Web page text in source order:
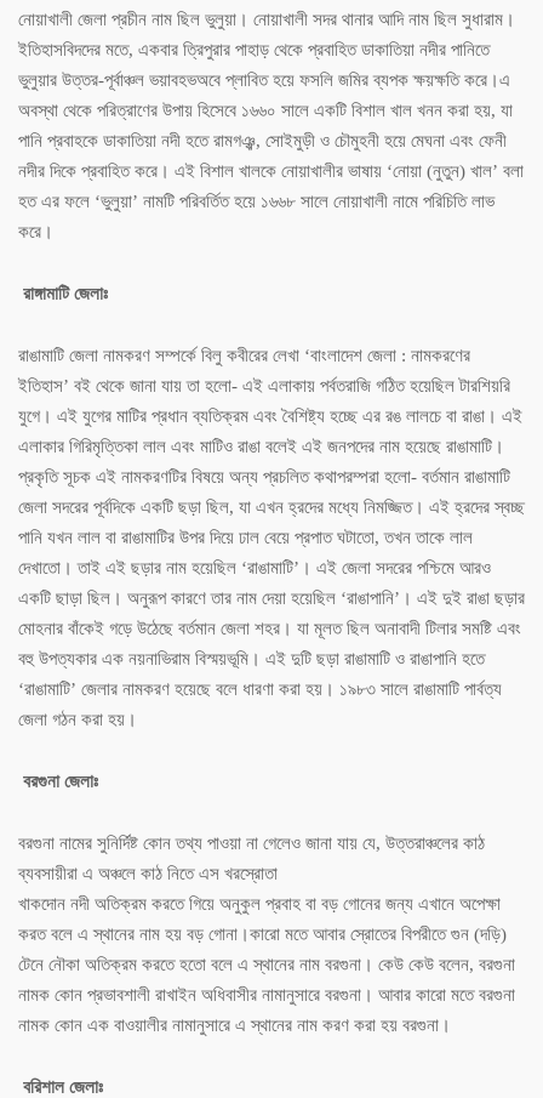
নোয়াখালী জেলা প্রচীন নাম ছিল ভুলুয়া। নোয়াখালী সদর থানার আদি নাম ছিল সুধারাম।
ইতিহাসবিদদের মতে, একবার ত্রিপুরার পাহাড় থেকে প্রবাহিত ডাকাতিয়া নদীর পানিতে
ভুলুয়ার উত্তর-পূর্বাঞ্চল ভয়াবহভঅবে প্লাবিত হয়ে ফসলি জমির ব্যপক ক্ষয়ক্ষতি করে।এ
অবস্থা থেকে পরিত্রাণের উপায় হিসেবে ১৬৬০ সালে একটি বিশাল খাল খনন করা হয়, যা
পানি প্রবাহকে ডাকাতিয়া নদী হতে রামগঞ্ঝ, সোইমুড়ী ও চৌমুহনী হয়ে মেঘনা এবং ফেনী
নদীর দিকে প্রবাহিত করে। এই বিশাল খালকে নোয়াখালীর ভাষায় ‘নোয়া (নুতুন) খাল’ বলা
হত এর ফলে ‘ভুলুয়া’ নামটি পরিবর্তিত হয়ে ১৬৬৮ সালে নোয়াখালী নামে পরিচিতি লাভ
করে।
রাঙ্গামাটি জেলাঃ
রাঙামাটি জেলা নামকরণ সম্পর্কে বিলু কবীরের লেখা ‘বাংলাদেশ জেলা : নামকরণের
ইতিহাস’ বই থেকে জানা যায় তা হলো- এই এলাকায় পর্বতরাজি গঠিত হয়েছিল টারশিয়রি
যুগে। এই যুগের মাটির প্রধান ব্যতিক্রম এবং বৈশিষ্ট্য হচ্ছে এর রঙ লালচে বা রাঙা। এই
এলাকার গিরিমৃত্তিকা লাল এবং মাটিও রাঙা বলেই এই জনপদের নাম হয়েছে রাঙামাটি।
প্রকৃতি সূচক এই নামকরণটির বিষয়ে অন্য প্রচলিত কথাপরম্পরা হলো- বর্তমান রাঙামাটি
জেলা সদরের পূর্বদিকে একটি ছড়া ছিল, যা এখন হ্রদের মধ্যে নিমজ্জিত। এই হ্রদের স্বচ্ছ
পানি যখন লাল বা রাঙামাটির উপর দিয়ে ঢাল বেয়ে প্রপাত ঘটাতো, তখন তাকে লাল
দেখাতো। তাই এই ছড়ার নাম হয়েছিল ‘রাঙামাটি’। এই জেলা সদরের পশ্চিমে আরও
একটি ছাড়া ছিল। অনুরূপ কারণে তার নাম দেয়া হয়েছিল ‘রাঙাপানি’। এই দুই রাঙা ছড়ার
মোহনার বাঁকেই গড়ে উঠেছে বর্তমান জেলা শহর। যা মূলত ছিল অনাবাদী টিলার সমষ্টি এবং
বহু উপত্যকার এক নয়নাভিরাম বিস্ময়ভূমি। এই দুটি ছড়া রাঙামাটি ও রাঙাপানি হতে
‘রাঙামাটি’ জেলার নামকরণ হয়েছে বলে ধারণা করা হয়। ১৯৮৩ সালে রাঙামাটি পার্বত্য
জেলা গঠন করা হয়।
বরগুনা জেলাঃ
বরগুনা নামের সুনির্দিষ্ট কোন তথ্য পাওয়া না গেলেও জানা যায় যে, উত্তরাঞ্চলের কাঠ
ব্যবসায়ীরা এ অঞ্চলে কাঠ নিতে এস খরস্রোতা
খাকদোন নদী অতিক্রম করতে গিয়ে অনুকুল প্রবাহ বা বড় গোনের জন্য এখানে অপেক্ষা
করত বলে এ স্থানের নাম হয় বড় গোনা।কারো মতে আবার স্রোতের বিপরীতে গুন (দড়ি)
টেনে নৌকা অতিক্রম করতে হতো বলে এ স্থানের নাম বরগুনা। কেউ কেউ বলেন, বরগুনা
নামক কোন প্রভাবশালী রাখাইন অধিবাসীর নামানুসারে বরগুনা। আবার কারো মতে বরগুনা
নামক কোন এক বাওয়ালীর নামানুসারে এ স্থানের নাম করণ করা হয় বরগুনা।
বরিশাল জেলাঃ